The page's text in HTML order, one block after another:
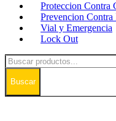
Proteccion Contra
Prevencion Contra
Vial y Emergencia
Lock Out
Buscar